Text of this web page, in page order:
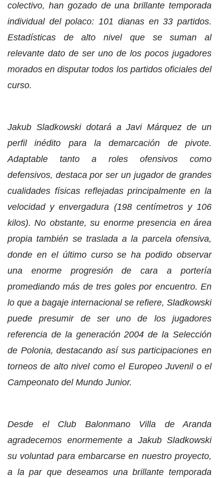
colectivo, han gozado de una brillante temporada
individual del polaco: 101 dianas en 33 partidos.
Estadísticas de alto nivel que se suman al
relevante dato de ser uno de los pocos jugadores
morados en disputar todos los partidos oficiales del
curso.
Jakub Sladkowski dotará a Javi Márquez de un
perfil inédito para la demarcación de pivote.
Adaptable tanto a roles ofensivos como
defensivos, destaca por ser un jugador de grandes
cualidades físicas reflejadas principalmente en la
velocidad y envergadura (198 centímetros y 106
kilos). No obstante, su enorme presencia en área
propia también se traslada a la parcela ofensiva,
donde en el último curso se ha podido observar
una enorme progresión de cara a portería
promediando más de tres goles por encuentro. En
lo que a bagaje internacional se refiere, Sladkowski
puede presumir de ser uno de los jugadores
referencia de la generación 2004 de la Selección
de Polonia, destacando así sus participaciones en
torneos de alto nivel como el Europeo Juvenil o el
Campeonato del Mundo Junior.
Desde el Club Balonmano Villa de Aranda
agradecemos enormemente a Jakub Sladkowski
su voluntad para embarcarse en nuestro proyecto,
a la par que deseamos una brillante temporada